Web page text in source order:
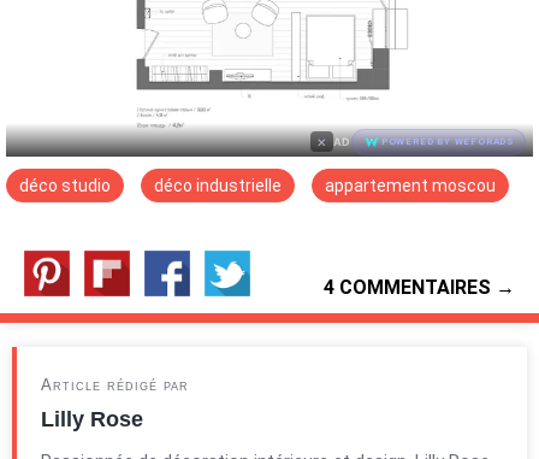
× AD POWERED BY WEFORADS
déco studio déco industrielle appartement moscou
4 COMMENTAIRES →
Article rédigé par
Lilly Rose